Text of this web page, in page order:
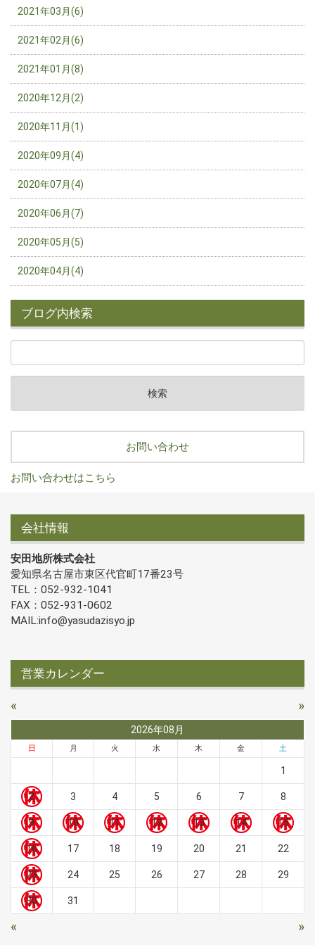
2021年03月(6)
2021年02月(6)
2021年01月(8)
2020年12月(2)
2020年11月(1)
2020年09月(4)
2020年07月(4)
2020年06月(7)
2020年05月(5)
2020年04月(4)
ブログ内検索
お問い合わせ
お問い合わせはこちら
会社情報
安田地所株式会社
愛知県名古屋市東区代官町17番23号
TEL：052-932-1041
FAX：052-931-0602
MAIL:info@yasudazisyo.jp
営業カレンダー
« »
2026年08月
日 月 火 水 木 金 土
1
2 3 4 5 6 7 8
9 10 11 12 13 14 15
16 17 18 19 20 21 22
23 24 25 26 27 28 29
30 31
« »